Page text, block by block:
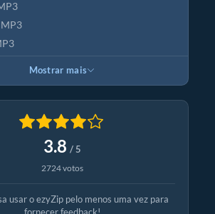
MP3
Mostrar mais
3.8 / 5
2724 votos
usar o ezyZip pelo menos uma vez para